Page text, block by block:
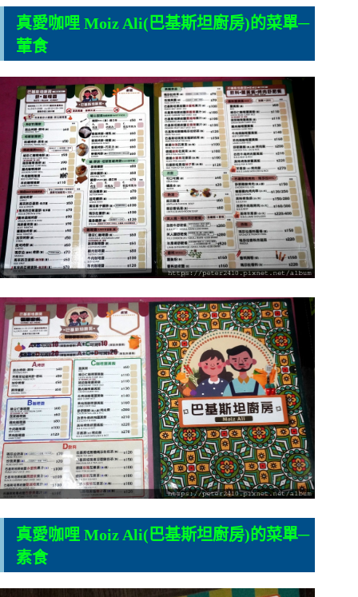
真愛咖哩 Moiz Ali(巴基斯坦廚房)的菜單─
葷食
真愛咖哩 Moiz Ali(巴基斯坦廚房)的菜單─
素食